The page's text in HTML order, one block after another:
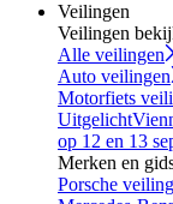
Veilingen
Veilingen
Alle veilingen
Auto veilingen
Motorfiets
Uitgelicht
op 12 en 13
Merken en
Porsche